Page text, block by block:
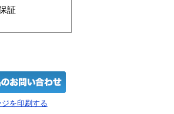
証
を印刷する